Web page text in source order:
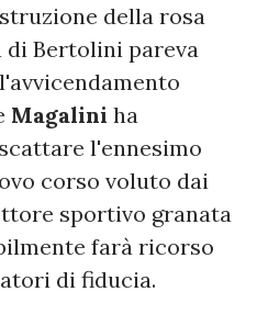
della rosa
di Bertolini pareva
Magalini ha
l'ennesimo
corso voluto dai
sportivo granata
farà ricorso
di fiducia.